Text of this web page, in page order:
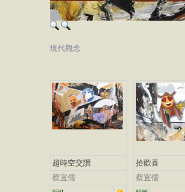
現代觀念
超時空交讚
蔡宜儒
拾歡喜
蔡宜儒